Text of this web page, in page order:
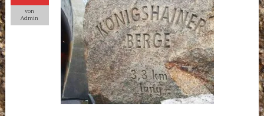
von
Admin